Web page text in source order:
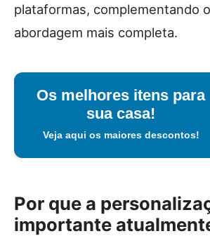
plataformas, complementando
abordagem mais completa.
Os melhores itens para
sua casa!
Veja aqui os maiores descontos!
Por que a
importante